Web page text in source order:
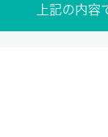
上記の内容